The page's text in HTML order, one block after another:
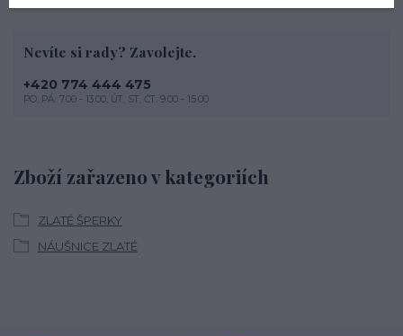
Zboží zařazeno v kategoriích
ZLATÉ ŠPERKY
NÁUŠNICE ZLATÉ
Nevíte si rady? Zavolejte.
+420 774 444 475
PO, PÁ: 7.00 - 13.00, ÚT, ST, ČT: 9.00 - 15.00